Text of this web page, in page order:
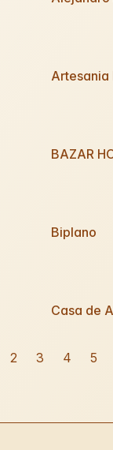
Artesania
BAZAR
Biplano
Casa de
2 3 4 5